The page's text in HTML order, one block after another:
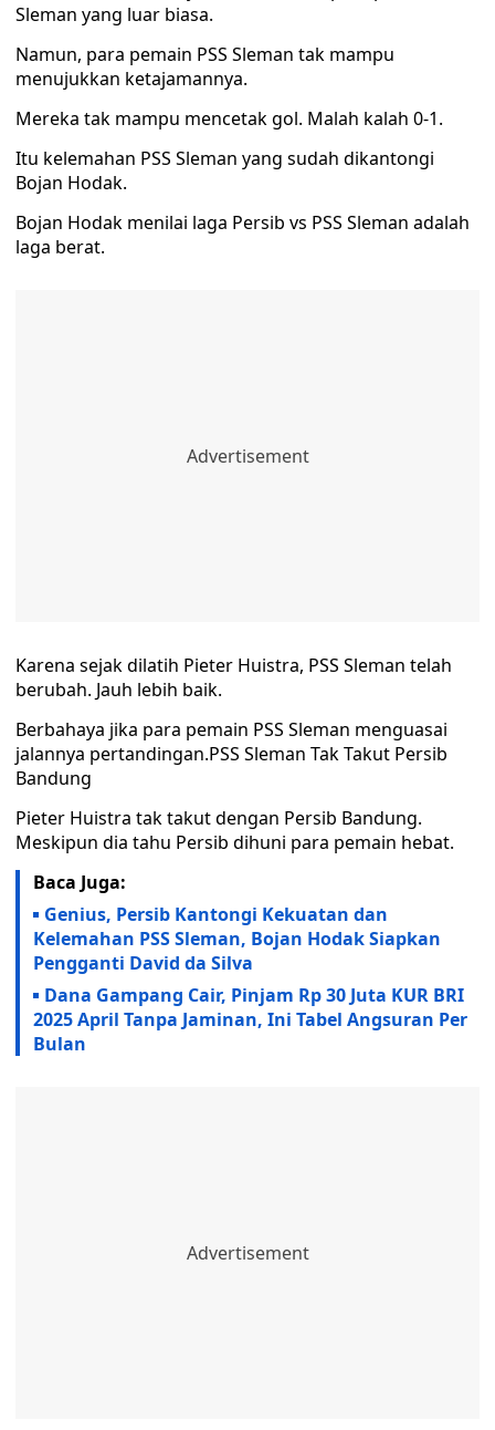
Sleman yang luar biasa.
Namun, para pemain PSS Sleman tak mampu
menujukkan ketajamannya.
Mereka tak mampu mencetak gol. Malah kalah 0-1.
Itu kelemahan PSS Sleman yang sudah dikantongi
Bojan Hodak.
Bojan Hodak menilai laga Persib vs PSS Sleman adalah
laga berat.
Karena sejak dilatih Pieter Huistra, PSS Sleman telah
berubah. Jauh lebih baik.
Berbahaya jika para pemain PSS Sleman menguasai
jalannya pertandingan.PSS Sleman Tak Takut Persib
Bandung
Pieter Huistra tak takut dengan Persib Bandung.
Meskipun dia tahu Persib dihuni para pemain hebat.
Baca Juga:
Genius, Persib Kantongi Kekuatan dan
Kelemahan PSS Sleman, Bojan Hodak Siapkan
Pengganti David da Silva
Dana Gampang Cair, Pinjam Rp 30 Juta KUR BRI
2025 April Tanpa Jaminan, Ini Tabel Angsuran Per
Bulan